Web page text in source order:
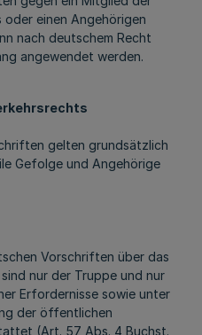
einen Angehörigen
nach deutschem Recht
angewendet werden.
gelten grundsätzlich
Gefolge und Angehörige
Vorschriften über das
nur der Truppe und nur
Erfordernisse sowie unter
der öffentlichen
(Art. 57 Abs. 4 Buchst.